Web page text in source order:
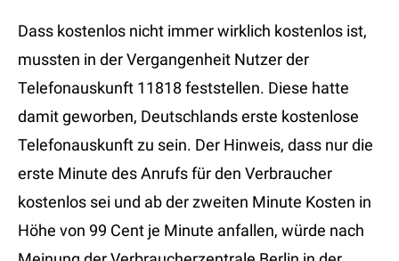
Dass kostenlos nicht immer wirklich kostenlos ist,
mussten in der Vergangenheit Nutzer der
Telefonauskunft 11818 feststellen. Diese hatte
damit geworben, Deutschlands erste kostenlose
Telefonauskunft zu sein. Der Hinweis, dass nur die
erste Minute des Anrufs für den Verbraucher
kostenlos sei und ab der zweiten Minute Kosten in
Höhe von 99 Cent je Minute anfallen, würde nach